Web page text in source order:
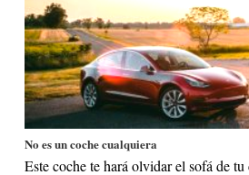
No es un coche cualquiera
Este coche te hará olvidar el sofá de tu